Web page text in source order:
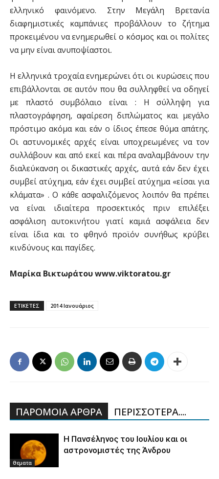
ελληνικό φαινόμενο. Στην Μεγάλη Βρετανία
διαφημιστικές καμπάνιες προβάλλουν το ζήτημα
προκειμένου να ενημερωθεί ο κόσμος και οι πολίτες
να μην είναι ανυποψίαστοι.
Η ελληνικά τροχαία ενημερώνει ότι οι κυρώσεις που
επιβάλλονται σε αυτόν που θα συλληφθεί να οδηγεί
με πλαστό συμβόλαιο είναι : Η σύλληψη για
πλαστογράφηση, αφαίρεση διπλώματος και μεγάλο
πρόστιμο ακόμα και εάν ο ίδιος έπεσε θύμα απάτης.
Οι αστυνομικές αρχές είναι υποχρεωμένες να τον
συλλάβουν και από εκεί και πέρα αναλαμβάνουν την
διαλεύκανση οι δικαστικές αρχές, αυτά εάν δεν έχει
συμβεί ατύχημα, εάν έχει συμβεί ατύχημα «είσαι για
κλάματα» . Ο κάθε ασφαλιζόμενος λοιπόν θα πρέπει
να είναι ιδιαίτερα προσεκτικός πριν επιλέξει
ασφάλιση αυτοκινήτου γιατί καμιά ασφάλεια δεν
είναι ίδια και το φθηνό προϊόν συνήθως κρύβει
κινδύνους και παγίδες.
Μαρίκα Βικτωράτου www.viktoratou.gr
ΕΤΙΚΕΤΕΣ 2014 Ιανουάριος
ΠΑΡΟΜΟΙΑ ΑΡΘΡΑ ΠΕΡΙΣΣΟΤΕΡΑ....
Θεματα
Η Πανσέληνος του Ιουλίου και οι
αστρονομιστές της Άνδρου